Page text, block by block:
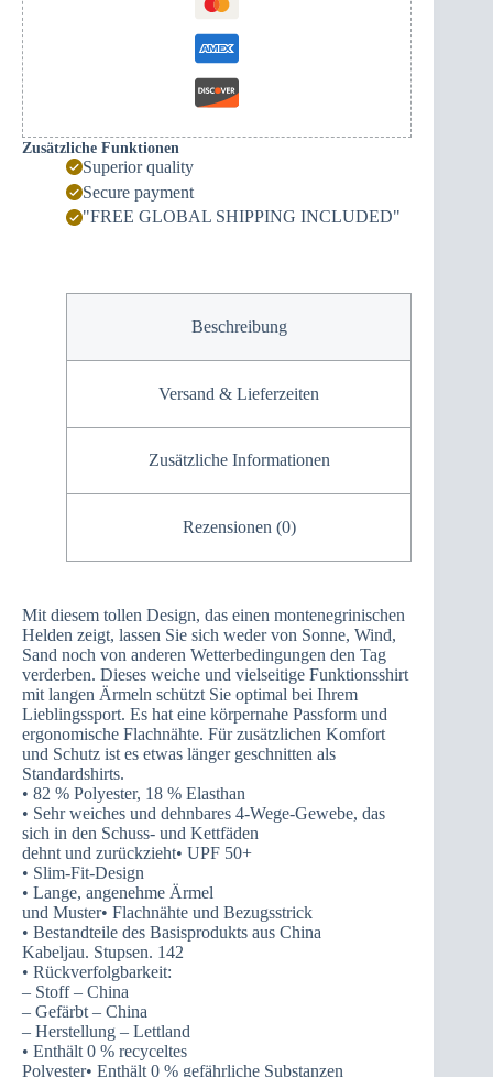
Zusätzliche Funktionen
Superior quality
Secure payment
"FREE GLOBAL SHIPPING INCLUDED"
Beschreibung
Versand & Lieferzeiten
Zusätzliche Informationen
Rezensionen (0)
Mit diesem tollen Design, das einen montenegrinischen
Helden zeigt, lassen Sie sich weder von Sonne, Wind,
Sand noch von anderen Wetterbedingungen den Tag
verderben. Dieses weiche und vielseitige Funktionsshirt
mit langen Ärmeln schützt Sie optimal bei Ihrem
Lieblingssport. Es hat eine körpernahe Passform und
ergonomische Flachnähte. Für zusätzlichen Komfort
und Schutz ist es etwas länger geschnitten als
Standardshirts.
• 82 % Polyester, 18 % Elasthan
• Sehr weiches und dehnbares 4-Wege-Gewebe, das
sich in den Schuss- und Kettfäden
dehnt und zurückzieht• UPF 50+
• Slim-Fit-Design
• Lange, angenehme Ärmel
und Muster• Flachnähte und Bezugsstrick
• Bestandteile des Basisprodukts aus China
Kabeljau. Stupsen. 142
• Rückverfolgbarkeit:
– Stoff – China
– Gefärbt – China
– Herstellung – Lettland
• Enthält 0 % recyceltes
Polyester• Enthält 0 % gefährliche Substanzen